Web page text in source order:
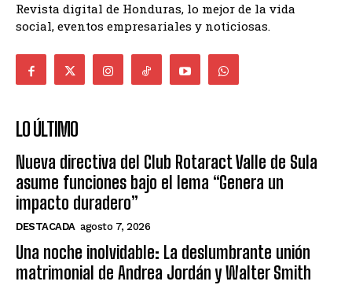
Revista digital de Honduras, lo mejor de la vida
social, eventos empresariales y noticiosas.
LO ÚLTIMO
Nueva directiva del Club Rotaract Valle de Sula
asume funciones bajo el lema “Genera un
impacto duradero”
DESTACADA agosto 7, 2026
Una noche inolvidable: La deslumbrante unión
matrimonial de Andrea Jordán y Walter Smith